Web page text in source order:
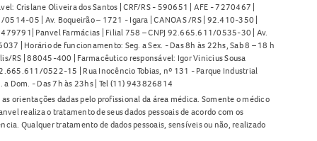
Crislane Oliveira dos Santos | CRF/RS - 590651 | AFE - 7270467 |
0514-05 | Av. Boqueirão – 1721 - Igara | CANOAS /RS | 92.410-350 |
Panvel Farmácias | Filial 758 – CNPJ 92.665.611/0535-30 | Av.
| Horário de funcionamento: Seg. a Sex. - Das 8h às 22hs, Sab 8 – 18 h
RS | 88045-400 | Farmacêutico responsável: Igor Vinicius Sousa
0522-15 | Rua Inocêncio Tobias, nº 131 - Parque Industrial
a Dom. - Das 7h às 23hs | Tel (11) 943826814
orientações dadas pelo profissional da área médica. Somente o médico
realiza o tratamento de seus dados pessoais de acordo com os
Qualquer tratamento de dados pessoais, sensíveis ou não, realizado